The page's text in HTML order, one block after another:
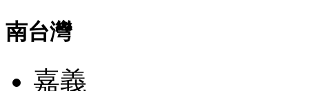
南台灣
嘉義